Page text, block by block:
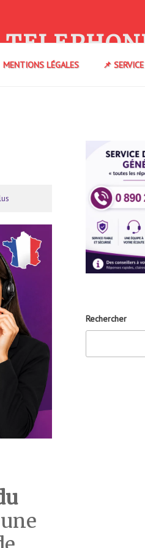
MENTIONS LÉGALES 📌
Rechercher